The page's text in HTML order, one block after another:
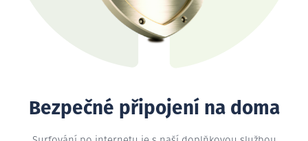
Bezpečné připojení na doma